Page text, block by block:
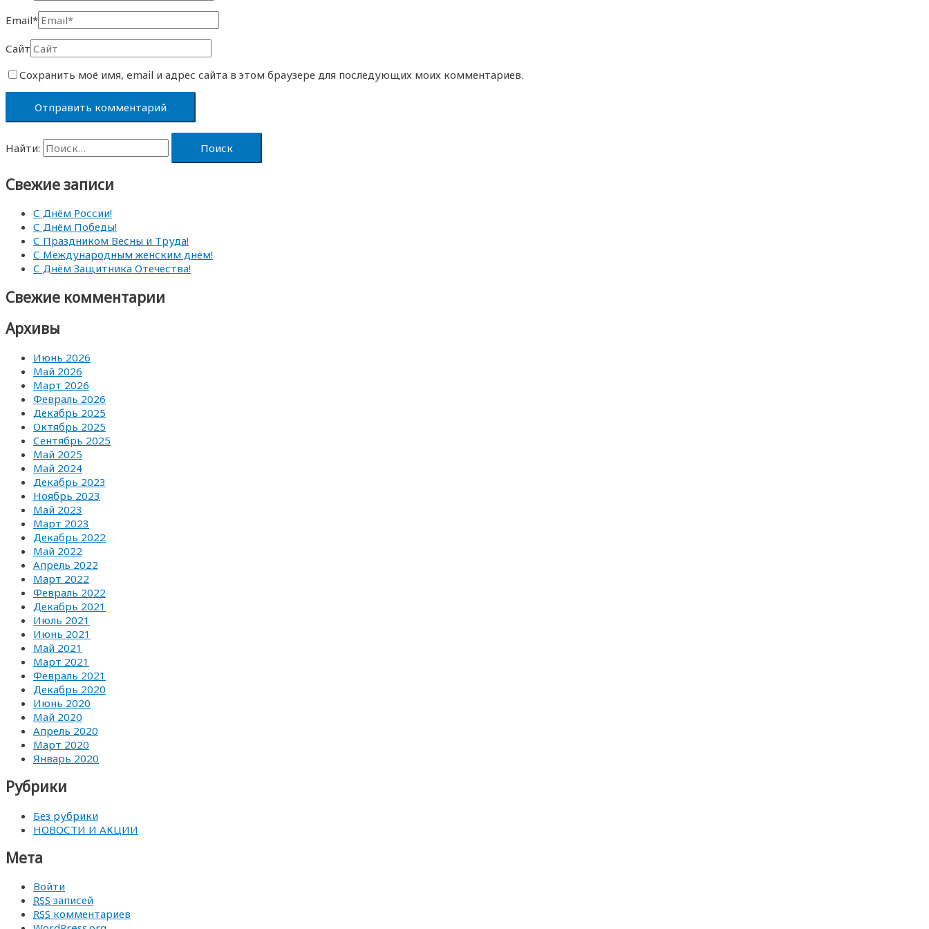
Email*
Сайт
Сохранить моё имя, email и адрес сайта в этом браузере для последующих моих комментариев.
Найти:
Свежие записи
С Днём России!
С Днём Победы!
С Праздником Весны и Труда!
С Международным женским днём!
С Днём Защитника Отечества!
Свежие комментарии
Архивы
Июнь 2026
Май 2026
Март 2026
Февраль 2026
Декабрь 2025
Октябрь 2025
Сентябрь 2025
Май 2025
Май 2024
Декабрь 2023
Ноябрь 2023
Май 2023
Март 2023
Декабрь 2022
Май 2022
Апрель 2022
Март 2022
Февраль 2022
Декабрь 2021
Июль 2021
Июнь 2021
Май 2021
Март 2021
Февраль 2021
Декабрь 2020
Июнь 2020
Май 2020
Апрель 2020
Март 2020
Январь 2020
Рубрики
Без рубрики
НОВОСТИ И АКЦИИ
Мета
Войти
RSS записей
RSS комментариев